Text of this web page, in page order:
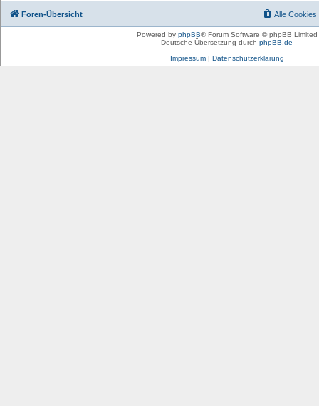
Foren-Übersicht Alle Cookies
Powered by phpBB® Forum Software © phpBB Limited
Deutsche Übersetzung durch phpBB.de
Impressum| Datenschutzerklärung